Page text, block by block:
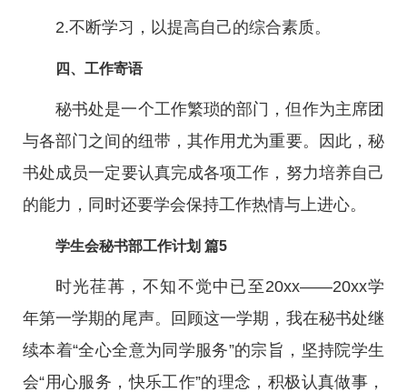
2.不断学习，以提高自己的综合素质。
四、工作寄语
秘书处是一个工作繁琐的部门，但作为主席团
与各部门之间的纽带，其作用尤为重要。因此，秘
书处成员一定要认真完成各项工作，努力培养自己
的能力，同时还要学会保持工作热情与上进心。
学生会秘书部工作计划 篇5
时光荏苒，不知不觉中已至20xx——20xx学
年第一学期的尾声。回顾这一学期，我在秘书处继
续本着“全心全意为同学服务”的宗旨，坚持院学生
会“用心服务，快乐工作”的理念，积极认真做事，